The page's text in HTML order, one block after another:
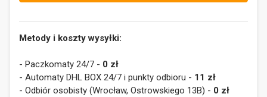
Metody i koszty wysyłki:
- Paczkomaty 24/7 - 0 zł
- Automaty DHL BOX 24/7 i punkty odbioru - 11 zł
- Odbiór osobisty (Wrocław, Ostrowskiego 13B) - 0 zł